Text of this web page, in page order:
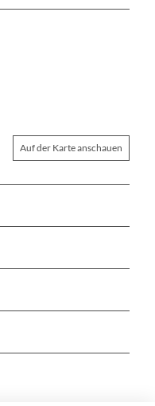
Auf der Karte anschauen